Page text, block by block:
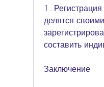
1.
делятся
составить
Заключение